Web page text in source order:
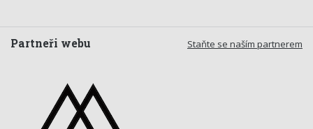
Staňte se naším partnerem
Partneři webu